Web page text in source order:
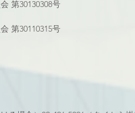
第30130308号
第30110315号